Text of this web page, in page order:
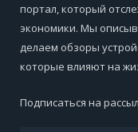
портал, который
экономики. Мы
делаем обзоры
которые влияют на
Подписаться на